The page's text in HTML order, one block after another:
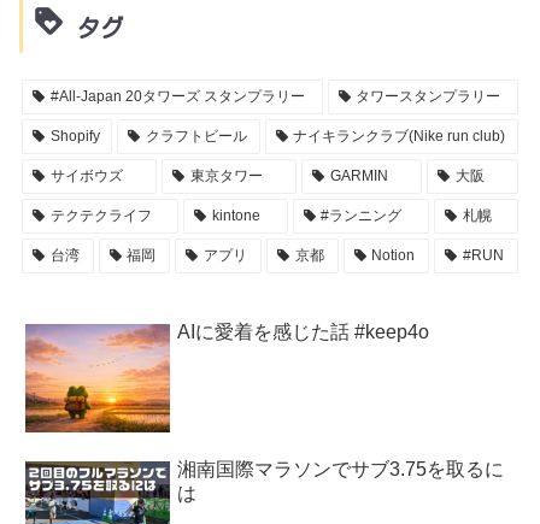
タグ
#All-Japan 20タワーズ スタンプラリー タワースタンプラリー
Shopify クラフトビール ナイキランクラブ(Nike run club)
サイボウズ 東京タワー GARMIN 大阪
テクテクライフ kintone #ランニング 札幌
台湾 福岡 アプリ 京都 Notion #RUN
AIに愛着を感じた話 #keep4o
湘南国際マラソンでサブ3.75を取るに
は